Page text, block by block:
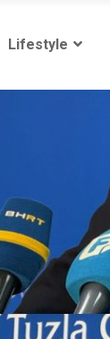
Lifestyle